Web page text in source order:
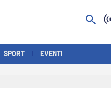
SPORT EVENTI